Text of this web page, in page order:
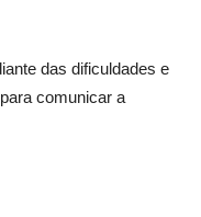
das dificuldades e